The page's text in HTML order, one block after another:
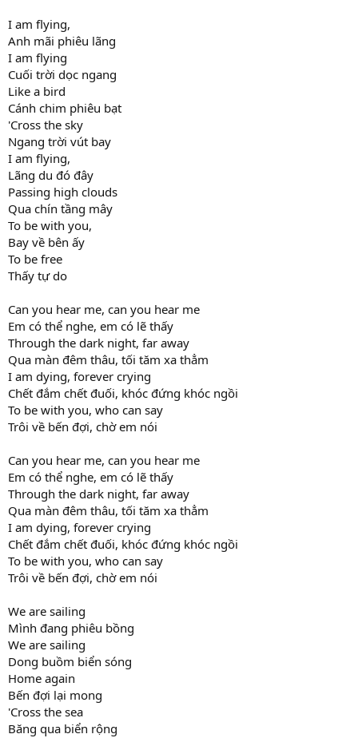
I am flying,
Anh mãi phiêu lãng
I am flying
Cuối trời dọc ngang
Like a bird
Cánh chim phiêu bạt
'Cross the sky
Ngang trời vút bay
I am flying,
Lãng du đó đây
Passing high clouds
Qua chín tầng mây
To be with you,
Bay về bên ấy
To be free
Thấy tự do
Can you hear me, can you hear me
Em có thể nghe, em có lẽ thấy
Through the dark night, far away
Qua màn đêm thâu, tối tăm xa thẳm
I am dying, forever crying
Chết đắm chết đuối, khóc đứng khóc ngồi
To be with you, who can say
Trôi về bến đợi, chờ em nói
Can you hear me, can you hear me
Em có thể nghe, em có lẽ thấy
Through the dark night, far away
Qua màn đêm thâu, tối tăm xa thẳm
I am dying, forever crying
Chết đắm chết đuối, khóc đứng khóc ngồi
To be with you, who can say
Trôi về bến đợi, chờ em nói
We are sailing
Mình đang phiêu bồng
We are sailing
Dong buồm biển sóng
Home again
Bến đợi lại mong
'Cross the sea
Băng qua biển rộng